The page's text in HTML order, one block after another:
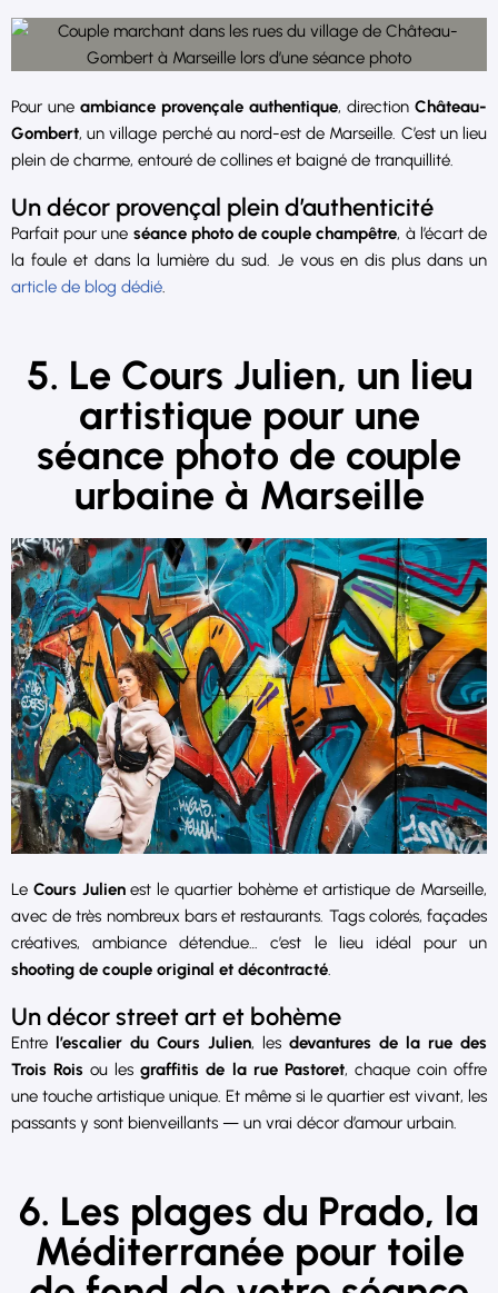
Pour une ambiance provençale authentique, direction Château-
Gombert, un village perché au nord-est de Marseille. C’est un lieu
plein de charme, entouré de collines et baigné de tranquillité.
Un décor provençal plein d’authenticité
Parfait pour une séance photo de couple champêtre, à l’écart de
la foule et dans la lumière du sud. Je vous en dis plus dans un
article de blog dédié
5. Le Cours Julien, un lieu
artistique pour une
séance photo de couple
urbaine à Marseille
Le Cours Julienest le quartier bohème et artistique de Marseille,
avec de très nombreux bars et restaurants. Tags colorés, façades
créatives, ambiance détendue… c’est le lieu idéal pour un
shooting de couple original et décontracté.
Un décor street art et bohème
Entre l’escalier du Cours Julien, les devantures de la rue des
Trois Rois ou lesgraffitis de la rue Pastoret, chaque coin offre
une touche artistique unique. Et même si le quartier est vivant, les
passants y sont bienveillants — un vrai décor d’amour urbain.
6. Les plages du Prado, la
Méditerranée pour toile